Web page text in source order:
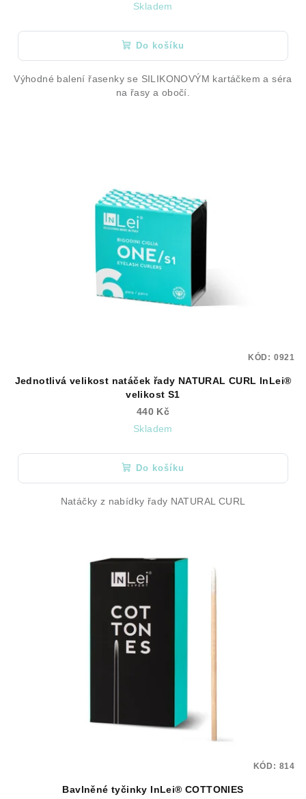
Skladem
Do košíku
Výhodné balení řasenky se SILIKONOVÝM kartáčkem a séra
na řasy a obočí.
Jednotlivá velikost natáček řady NATURAL CURL InLei®
velikost S1
440 Kč
Skladem
Do košíku
Natáčky z nabídky řady NATURAL CURL
KÓD: 0921
Bavlněné tyčinky InLei® COTTONIES
KÓD: 814